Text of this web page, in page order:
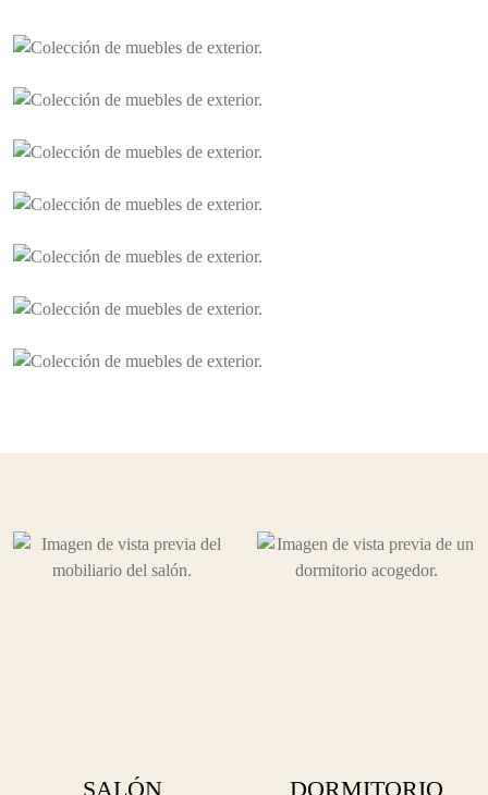
SALÓN DORMITORIO